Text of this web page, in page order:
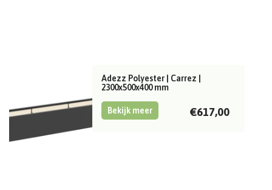
Adezz Polyester | Carrez |
2300x500x400 mm
Bekijk meer €617,00